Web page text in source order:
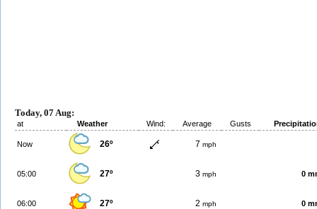
Today, 07 Aug:
at Weather Wind: Average Gusts
Now 26º 7 mph
05:00 27º 3 mph 0
06:00 27º 2 mph 0